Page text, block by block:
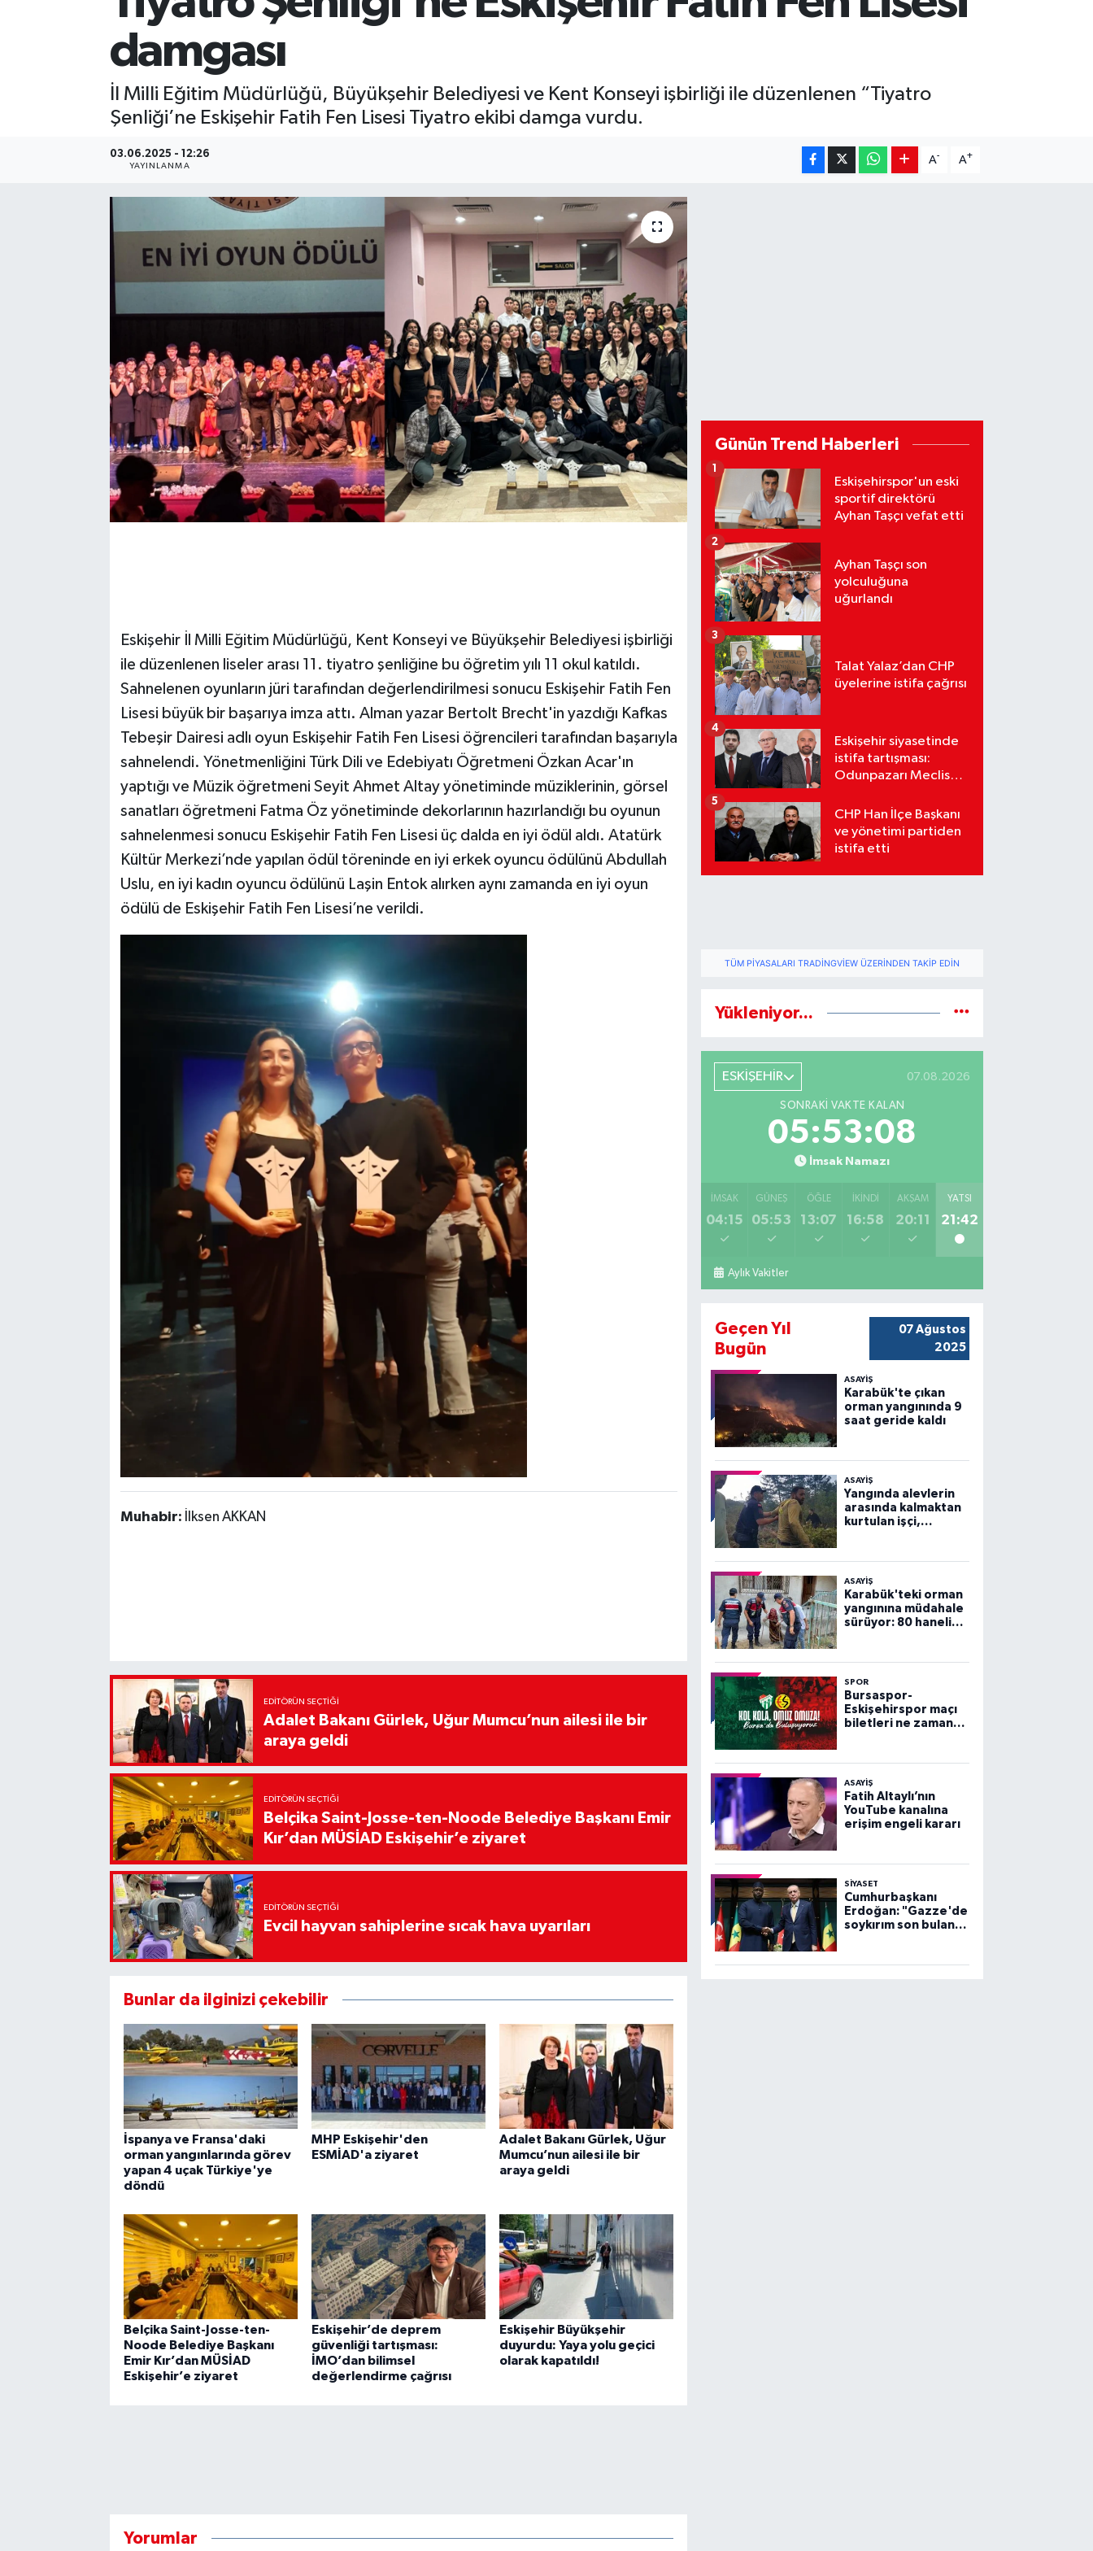
damgası
İl Milli Eğitim Müdürlüğü, Büyükşehir Belediyesi ve Kent Konseyi işbirliği ile düzenlenen “Tiyatro
Şenliği’ne Eskişehir Fatih Fen Lisesi Tiyatro ekibi damga vurdu.
03.06.2025 - 12:26
YAYINLANMA
A- A+
Eskişehir İl Milli Eğitim Müdürlüğü, Kent Konseyi ve Büyükşehir Belediyesi işbirliği
ile düzenlenen liseler arası 11. tiyatro şenliğine bu öğretim yılı 11 okul katıldı.
Sahnelenen oyunların jüri tarafından değerlendirilmesi sonucu Eskişehir Fatih Fen
Lisesi büyük bir başarıya imza attı. Alman yazar Bertolt Brecht'in yazdığı Kafkas
Tebeşir Dairesi adlı oyun Eskişehir Fatih Fen Lisesi öğrencileri tarafından başarıyla
sahnelendi. Yönetmenliğini Türk Dili ve Edebiyatı Öğretmeni Özkan Acar'ın
yaptığı ve Müzik öğretmeni Seyit Ahmet Altay yönetiminde müziklerinin, görsel
sanatları öğretmeni Fatma Öz yönetiminde dekorlarının hazırlandığı bu oyunun
sahnelenmesi sonucu Eskişehir Fatih Fen Lisesi üç dalda en iyi ödül aldı. Atatürk
Kültür Merkezi’nde yapılan ödül töreninde en iyi erkek oyuncu ödülünü Abdullah
Uslu, en iyi kadın oyuncu ödülünü Laşin Entok alırken aynı zamanda en iyi oyun
ödülü de Eskişehir Fatih Fen Lisesi’ne verildi.
Muhabir: İlksen AKKAN
EDITÖRÜN SEÇTIĞI
Adalet Bakanı Gürlek, Uğur Mumcu’nun ailesi ile bir
araya geldi
EDITÖRÜN SEÇTIĞI
Belçika Saint-Josse-ten-Noode Belediye Başkanı Emir
Kır’dan MÜSİAD Eskişehir’e ziyaret
EDITÖRÜN SEÇTIĞI
Evcil hayvan sahiplerine sıcak hava uyarıları
Bunlar da ilginizi çekebilir
İspanya ve Fransa'daki
orman yangınlarında görev
yapan 4 uçak Türkiye'ye
döndü
MHP Eskişehir'den
ESMİAD'a ziyaret
Adalet Bakanı Gürlek, Uğur
Mumcu’nun ailesi ile bir
araya geldi
Belçika Saint-Josse-ten-
Noode Belediye Başkanı
Emir Kır’dan MÜSİAD
Eskişehir’e ziyaret
Eskişehir’de deprem
güvenliği tartışması:
İMO’dan bilimsel
değerlendirme çağrısı
Eskişehir Büyükşehir
duyurdu: Yaya yolu geçici
olarak kapatıldı!
Yorumlar
Günün Trend Haberleri
Eskişehirspor'un eski
sportif direktörü
Ayhan Taşçı vefat etti
1
Ayhan Taşçı son
yolculuğuna
uğurlandı
2
Talat Yalaz’dan CHP
üyelerine istifa çağrısı
3
Eskişehir siyasetinde
istifa tartışması:
Odunpazarı Meclis
medyada karşı karşıya
geldi
4
CHP Han İlçe Başkanı
ve yönetimi partiden
istifa etti
5
TÜM PIYASALARI TRADINGVIEW ÜZERINDEN TAKIP EDIN
Yükleniyor...
ESKİŞEHİR 07.08.2026
SONRAKI VAKTE KALAN
05:53:07
İmsak Namazı
İMSAK
04:15
GÜNEŞ
05:53
ÖĞLE
13:07
İKINDI
16:58
AKŞAM
20:11
YATSI
21:42
Aylık Vakitler
Geçen Yıl
Bugün
07 Ağustos
2025
ASAYİŞ
Karabük'te çıkan
orman yangınında 9
saat geride kaldı
ASAYİŞ
Yangında alevlerin
arasında kalmaktan
kurtulan işçi,
panik yaşadı
ASAYİŞ
Karabük'teki orman
yangınına müdahale
sürüyor: 80 haneli
SPOR
Bursaspor-
Eskişehirspor maçı
biletleri ne zaman
ASAYİŞ
Fatih Altaylı’nın
YouTube kanalına
erişim engeli kararı
SİYASET
Cumhurbaşkanı
Erdoğan: "Gazze'de
soykırım son bulana